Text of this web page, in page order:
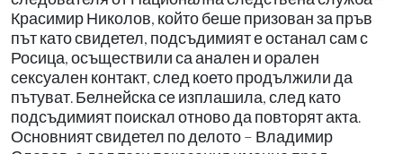
Красимир Николов, който беше призован за пръв
път като свидетел, подсъдимият е останал сам с
Росица, осъществили са анален и орален
сексуален контакт, след което продължили да
пътуват. Белнейска се изплашила, след като
подсъдимият поискал отново да повторят акта.
Основният свидетел по делото – Владимир